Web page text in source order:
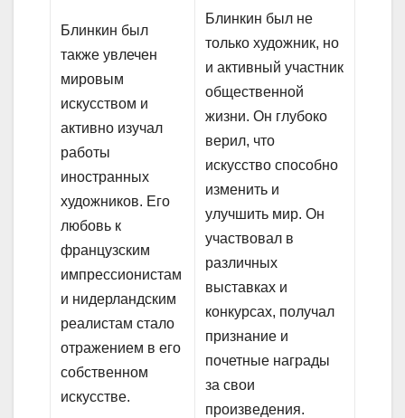
Блинкин был
также увлечен
мировым
искусством и
активно изучал
работы
иностранных
художников. Его
любовь к
французским
импрессионистам
и нидерландским
реалистам стало
отражением в его
собственном
искусстве.
Блинкин был не
только художник, но
и активный участник
общественной
жизни. Он глубоко
верил, что
искусство способно
изменить и
улучшить мир. Он
участвовал в
различных
выставках и
конкурсах, получал
признание и
почетные награды
за свои
произведения.